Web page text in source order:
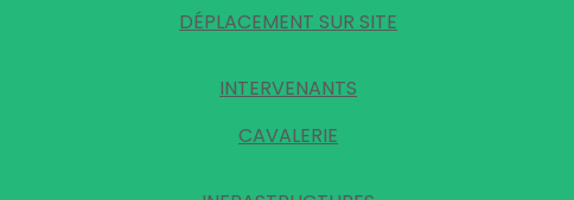
DÉPLACEMENT SUR SITE
INTERVENANTS
CAVALERIE